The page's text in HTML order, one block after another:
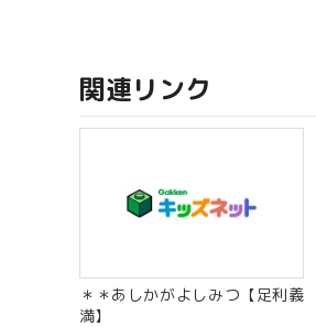
関連リンク
＊＊あしかがよしみつ【足利義
満】